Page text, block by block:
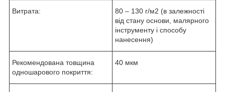
Витрата:
80 – 130 г/м2 (в залежності
від стану основи, малярного
інструменту і способу
нанесення)
Рекомендована товщина
одношарового покриття:
40 мкм